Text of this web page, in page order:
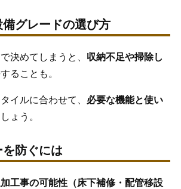
グレードの選び方
決めてしまうと、 収納不足や掃除し
ることも。
イルに合わせて、 必要な機能と使い
ょう。
防ぐには
工事の可能性（床下補修・配管移設